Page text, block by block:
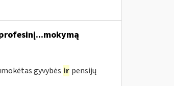
gyvybės ir pensijų